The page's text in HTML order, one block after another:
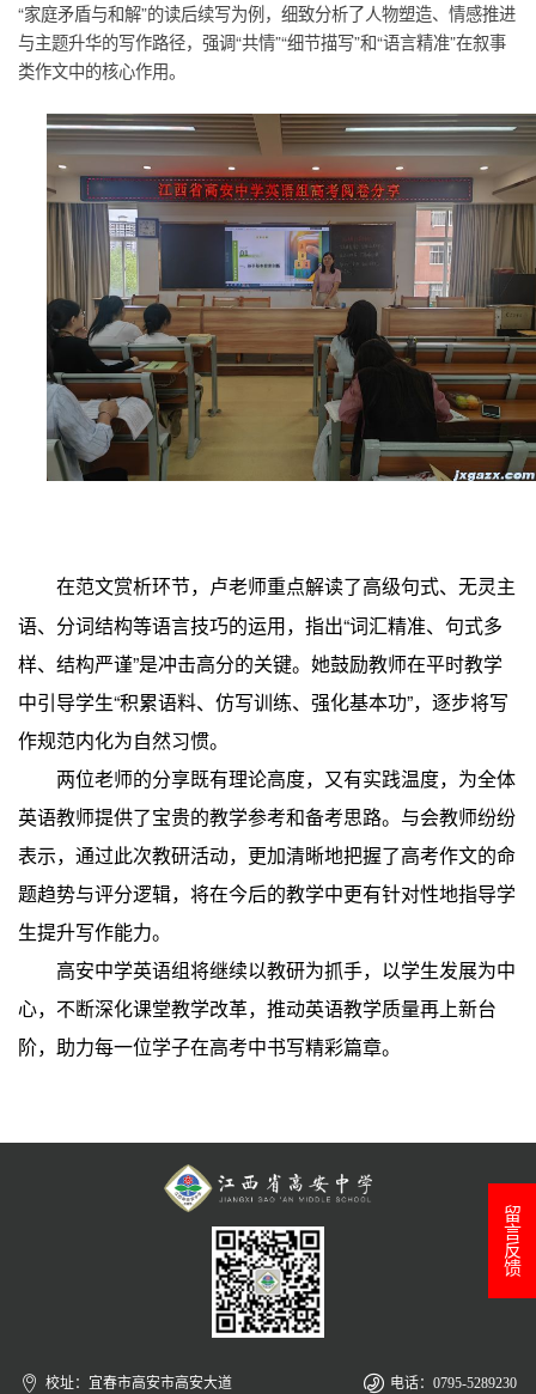
“家庭矛盾与和解”的读后续写为例，细致分析了人物塑造、情感推进
与主题升华的写作路径，强调“共情”“细节描写”和“语言精准”在叙事
类作文中的核心作用。
在范文赏析环节，卢老师重点解读了高级句式、无灵主
语、分词结构等语言技巧的运用，指出“词汇精准、句式多
样、结构严谨”是冲击高分的关键。她鼓励教师在平时教学
中引导学生“积累语料、仿写训练、强化基本功”，逐步将写
作规范内化为自然习惯。
两位老师的分享既有理论高度，又有实践温度，为全体
英语教师提供了宝贵的教学参考和备考思路。与会教师纷纷
表示，通过此次教研活动，更加清晰地把握了高考作文的命
题趋势与评分逻辑，将在今后的教学中更有针对性地指导学
生提升写作能力。
高安中学英语组将继续以教研为抓手，以学生发展为中
心，不断深化课堂教学改革，推动英语教学质量再上新台
阶，助力每一位学子在高考中书写精彩篇章。
校址：宜春市高安市高安大道 电话：0795-5289230
留言反馈